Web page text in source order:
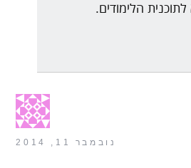
הלימודים.
נובמבר 11, 2014